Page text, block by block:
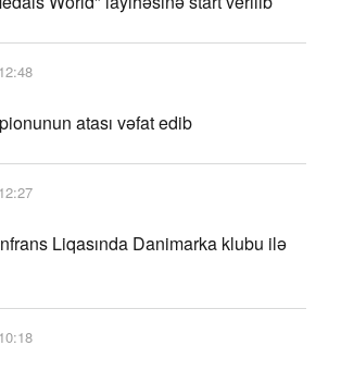
atası vəfat edib
Liqasında Danimarka klubu ilə